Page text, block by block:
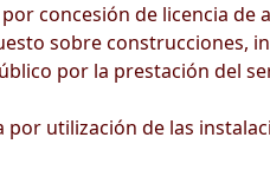
concesión de licencia
sobre construcciones,
por la prestación del
por utilización de las